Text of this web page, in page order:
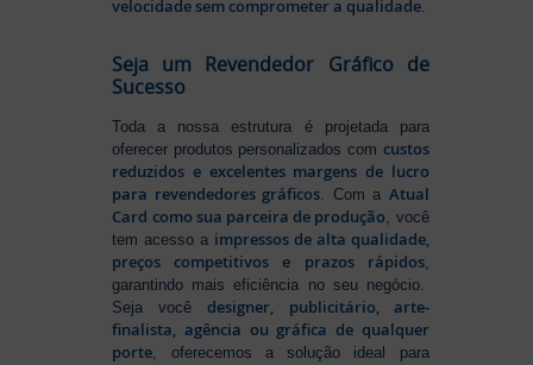
velocidade sem comprometer a qualidade.
Seja um Revendedor Gráfico de
Sucesso
Toda a nossa estrutura é projetada para
oferecer produtos personalizados com custos
reduzidos e excelentes margens de lucro
para revendedores gráficos. Com a Atual
Card como sua parceira de produção, você
tem acesso a impressos de alta qualidade,
preços competitivos e prazos rápidos,
garantindo mais eficiência no seu negócio.
Seja vocêdesigner, publicitário, arte-
finalista, agência ou gráfica de qualquer
porte, oferecemos a solução ideal para